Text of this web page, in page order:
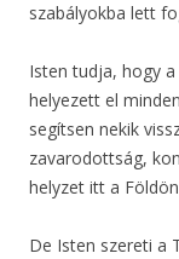
szabályokba lett
Isten tudja, hogy
helyezett el
segítsen nekik
zavarodottság,
helyzet itt a
De Isten szereti a